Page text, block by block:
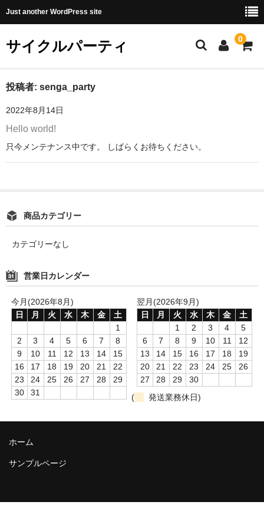
Just another WordPress site
サイクルパーティ 0
ホーム
サンプルページ
投稿者: senga_party
2022年8月14日
Hello world!
只今メンテナンス中です。 しばらくお待ちください。
商品カテゴリー
カテゴリーなし
営業日カレンダー
今月(2026年8月)
日
月 火 水 木 金
土
1
2
3 4 5 6 7
8
9
10 11 12 13 14
15
16
17 18 19 20 21
22
23
24 25 26 27 28
29
30
31
翌月(2026年9月)
日
月 火 水 木 金
土
1
2 3 4
5
6
7 8 9 10 11
12
13
14 15 16 17 18
19
20
21 22 23 24 25
26
27
28 29
30
(
発送業務休日)
ホーム
サンプルページ